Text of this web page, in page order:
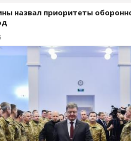
назвал приоритеты